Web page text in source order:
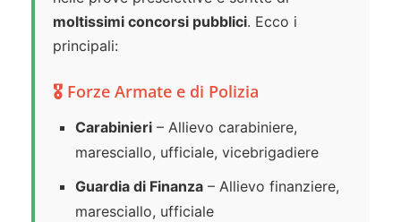
moltissimi concorsi pubblici. Ecco i
principali:
🎖️ Forze Armate e di Polizia
Carabinieri – Allievo carabiniere,
maresciallo, ufficiale, vicebrigadiere
Guardia di Finanza – Allievo finanziere,
maresciallo, ufficiale